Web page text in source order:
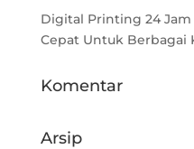
Digital Printing 24 Jam
Cepat Untuk Berbagai
Komentar
Arsip